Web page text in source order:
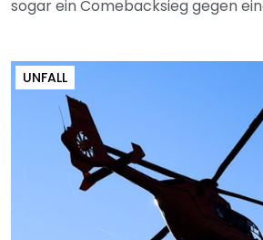
sogar ein Comebacksieg gegen
UNFALL